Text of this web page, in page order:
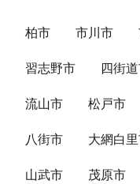
柏市 市川市
習志野市 四街
流山市 松戸市
八街市 大網白
山武市 茂原市